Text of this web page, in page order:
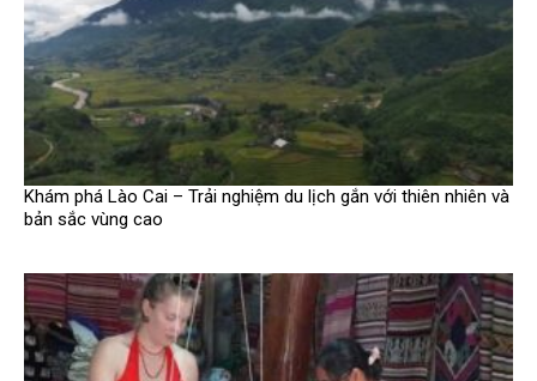
Khám phá Lào Cai – Trải nghiệm du lịch gắn với thiên nhiên và
bản sắc vùng cao